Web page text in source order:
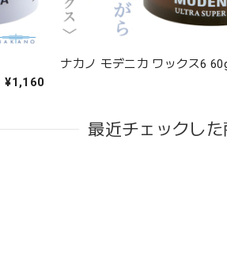
¥1,160
ナカノ モデニカ ワックス6
最近チェックし